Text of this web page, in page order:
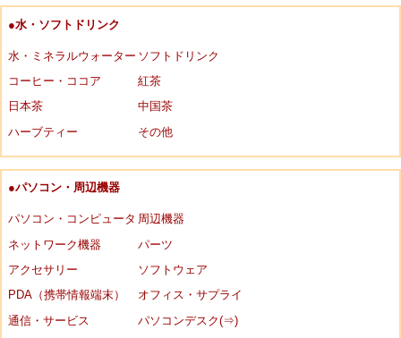
●水・ソフトドリンク
水・ミネラルウォーター ソフトドリンク
コーヒー・ココア
紅茶
日本茶
中国茶
ハーブティー
その他
●パソコン・周辺機器
パソコン・コンピュータ 周辺機器
ネットワーク機器
パーツ
アクセサリー
ソフトウェア
PDA（携帯情報端末）
オフィス・サプライ
通信・サービス
パソコンデスク(⇒)